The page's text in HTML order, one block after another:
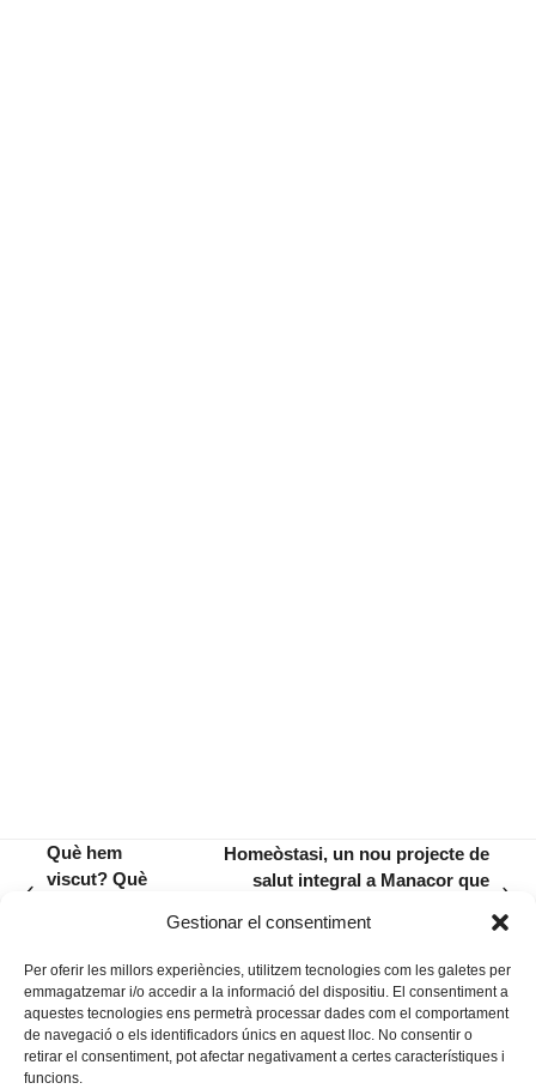
Gestionar el consentiment
Per oferir les millors experiències, utilitzem tecnologies com les galetes per
emmagatzemar i/o accedir a la informació del dispositiu. El consentiment a
aquestes tecnologies ens permetrà processar dades com el comportament
de navegació o els identificadors únics en aquest lloc. No consentir o
retirar el consentiment, pot afectar negativament a certes característiques i
funcions.
Què hem
viscut? Què
post:
Homeòstasi, un nou projecte de
salut integral a Manacor que